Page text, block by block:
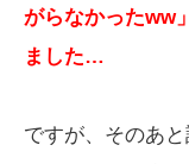
がらなかったww
ました…
ですが、そのあ